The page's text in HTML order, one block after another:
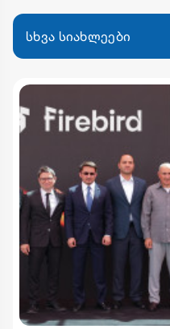
სხვა სიახლეები